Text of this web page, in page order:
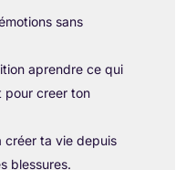
sans
aprendre ce qui
pour creer ton
ta vie depuis
blessures.